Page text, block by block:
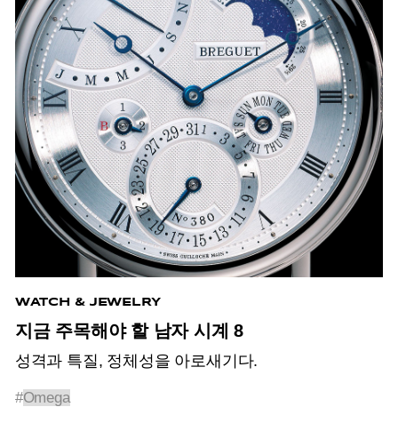
WATCH & JEWELRY
지금 주목해야 할 남자 시계 8
성격과 특질, 정체성을 아로새기다.
#Omega